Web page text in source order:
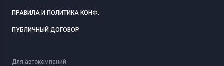
ПРАВИЛА И ПОЛИТИКА КОНФ.
ПУБЛИЧНЫЙ ДОГОВОР
Для автокомпаний